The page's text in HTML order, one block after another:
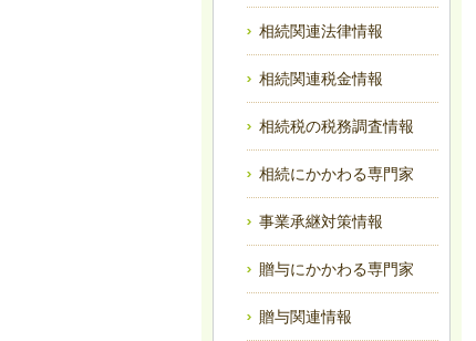
相続関連法律情報
相続関連税金情報
相続税の税務調査情報
相続にかかわる専門家
事業承継対策情報
贈与にかかわる専門家
贈与関連情報